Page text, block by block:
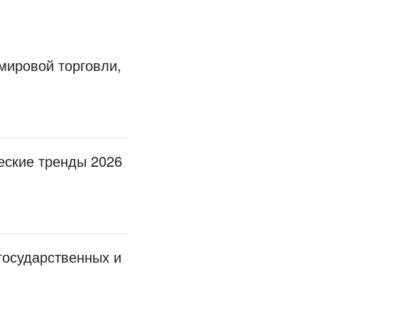
торговли,
тренды 2026
и